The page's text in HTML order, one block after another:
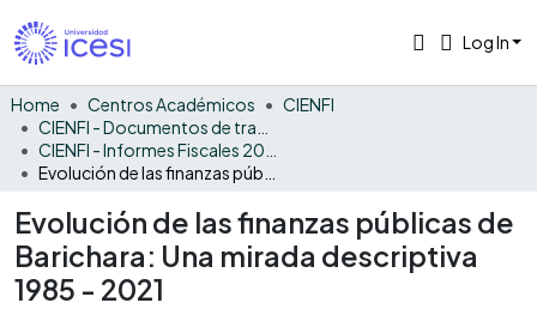
Log In
Home Centros Académicos
CIENFI
Evolución de las finanzas públicas de
Barichara: Una mirada descriptiva
1985 - 2021